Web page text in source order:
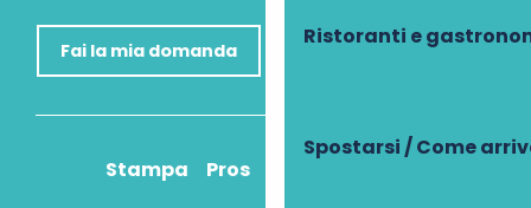
Ristoranti e
Spostarsi / Come
Fai la mia domanda
Stampa Pros